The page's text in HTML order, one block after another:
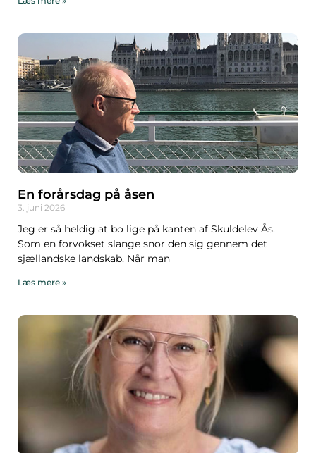
En forårsdag på åsen
3. juni 2026
Jeg er så heldig at bo lige på kanten af Skuldelev Ås.
Som en forvokset slange snor den sig gennem det
sjællandske landskab. Når man
Læs mere »